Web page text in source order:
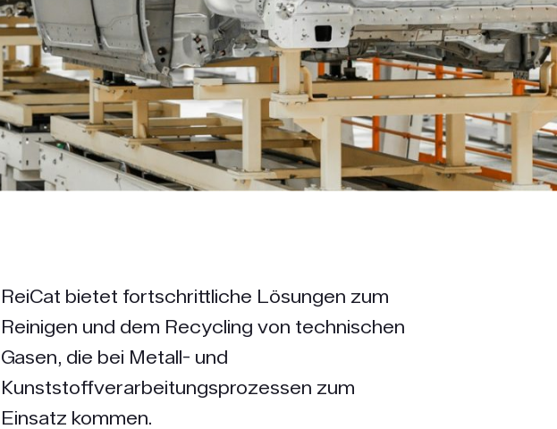
ReiCat bietet fortschrittliche Lösungen zum
Reinigen und dem Recycling von technischen
Gasen, die bei Metall- und
Kunststoffverarbeitungsprozessen zum
Einsatz kommen.